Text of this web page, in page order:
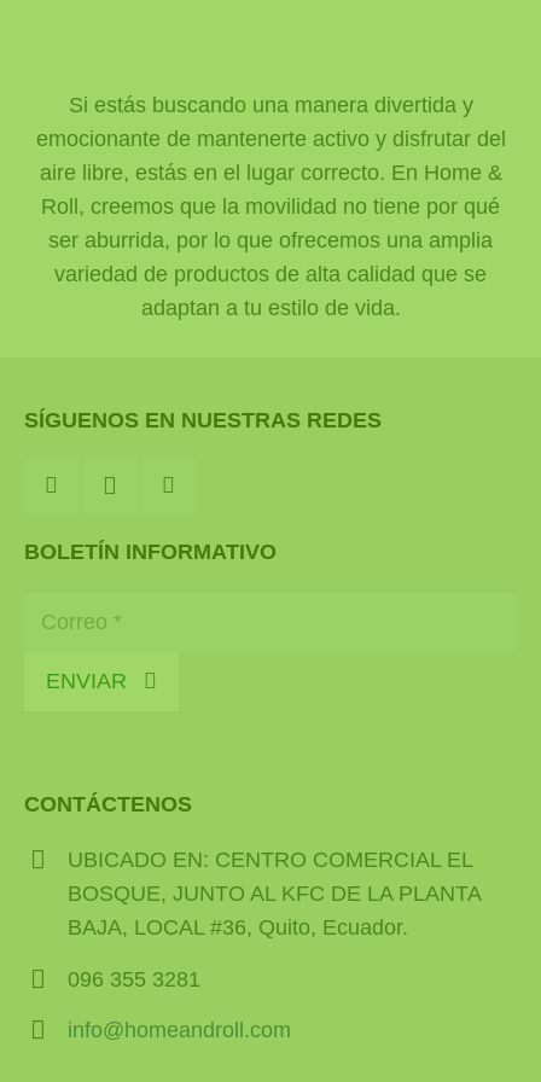
Si estás buscando una manera divertida y
emocionante de mantenerte activo y disfrutar del
aire libre, estás en el lugar correcto. En Home &
Roll, creemos que la movilidad no tiene por qué
ser aburrida, por lo que ofrecemos una amplia
variedad de productos de alta calidad que se
adaptan a tu estilo de vida.
SÍGUENOS EN NUESTRAS REDES
BOLETÍN INFORMATIVO
ENVIAR
CONTÁCTENOS
UBICADO EN: CENTRO COMERCIAL EL
BOSQUE, JUNTO AL KFC DE LA PLANTA
BAJA, LOCAL #36, Quito, Ecuador.
096 355 3281
info@homeandroll.com